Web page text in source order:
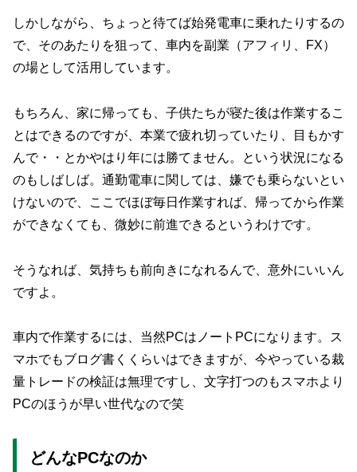
しかしながら、ちょっと待てば始発電車に乗れたりするの
で、そのあたりを狙って、車内を副業（アフィリ、FX）
の場として活用しています。
もちろん、家に帰っても、子供たちが寝た後は作業するこ
とはできるのですが、本業で疲れ切っていたり、目もかす
んで・・とかやはり年には勝てません。という状況になる
のもしばしば。通勤電車に関しては、嫌でも乗らないとい
けないので、ここでほぼ毎日作業すれば、帰ってから作業
ができなくても、微妙に前進できるというわけです。
そうなれば、気持ちも前向きになれるんで、意外にいいん
ですよ。
車内で作業するには、当然PCはノートPCになります。ス
マホでもブログ書くくらいはできますが、今やっている裁
量トレードの検証は無理ですし、文字打つのもスマホより
PCのほうが早い世代なので笑
どんなPCなのか